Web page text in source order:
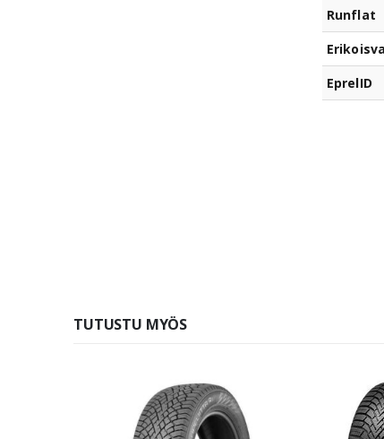
Runflat
EprelID
TUTUSTU MYÖS